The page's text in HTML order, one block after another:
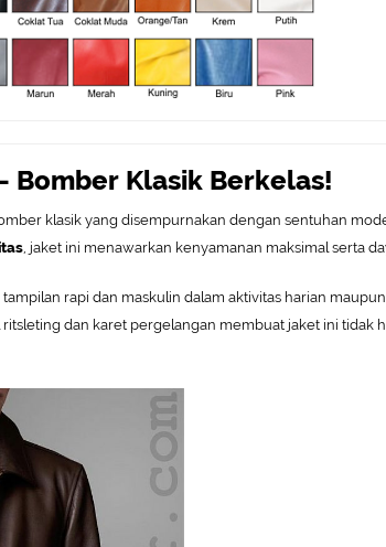
Bomber Klasik Berkelas!
klasik yang disempurnakan dengan sentuhan
, jaket ini menawarkan kenyamanan maksimal serta
rapi dan maskulin dalam aktivitas harian
dan karet pergelangan membuat jaket ini tidak